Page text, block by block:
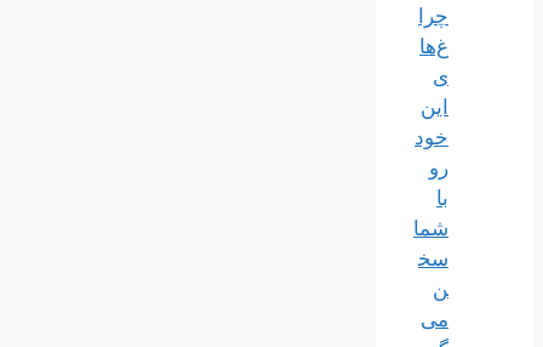
چرا
غ‌ها
ی
این
خود
رو
با
شما
سخ
ن
می‌